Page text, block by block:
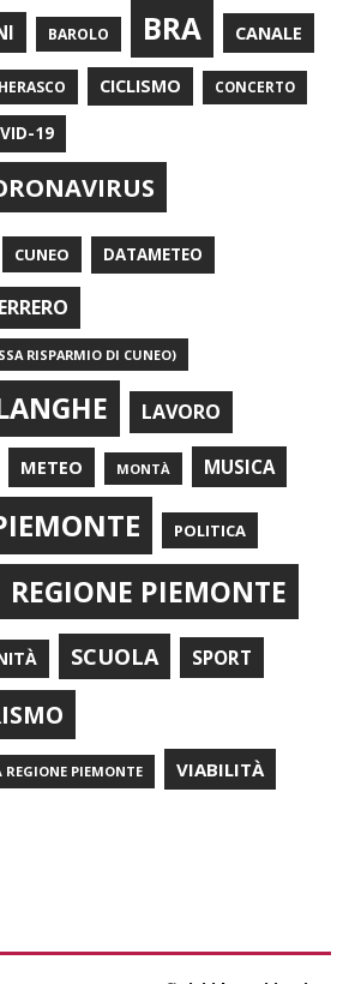
BAROLO BRA CANALE
CICLISMO CONCERTO
19
CUNEO DATAMETEO
RISPARMIO DI CUNEO)
LAVORO
METEO MONTÀ MUSICA
POLITICA
REGIONE PIEMONTE
SCUOLA SPORT
PIEMONTE VIABILITÀ